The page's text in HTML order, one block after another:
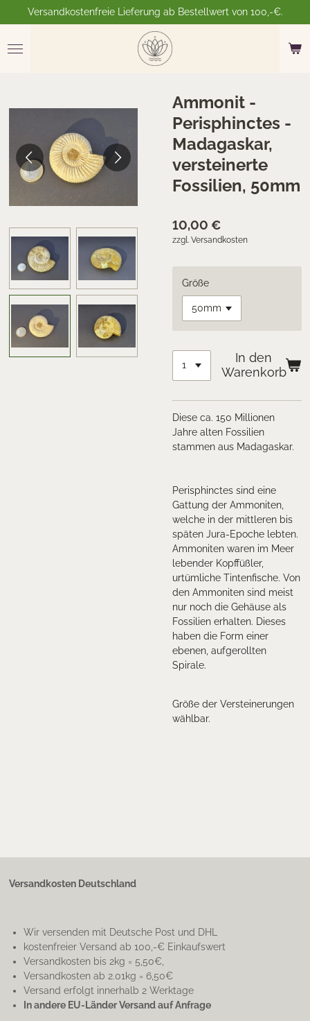
Hauptinhalt
springen
Versandkostenfreie Lieferung ab Bestellwert von 100,-€.
Ammonit -
Perisphinctes -
Madagaskar,
versteinerte
Fossilien, 50mm
10,00 €
zzgl. Versandkosten
Größe
In den
Warenkorb
Diese ca. 150 Millionen
Jahre alten Fossilien
stammen aus Madagaskar.
Perisphinctes sind eine
Gattung der Ammoniten,
welche in der mittleren bis
späten Jura-Epoche lebten.
Ammoniten waren im Meer
lebender Kopffüßler,
urtümliche Tintenfische. Von
den Ammoniten sind meist
nur noch die Gehäuse als
Fossilien erhalten. Dieses
haben die Form einer
ebenen, aufgerollten
Spirale.
Größe der Versteinerungen
wählbar.
Versandkosten Deutschland
Wir versenden mit Deutsche Post und DHL
kostenfreier Versand ab 100,-€ Einkaufswert
Versandkosten bis 2kg = 5,50€,
Versandkosten ab 2.01kg = 6,50€
Versand erfolgt innerhalb 2 Werktage
In andere EU-Länder Versand auf Anfrage